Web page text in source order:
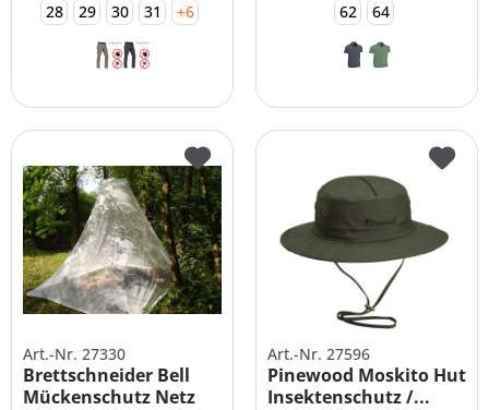
28 29 30 31 +6 62 64
Art.-Nr. 27330
Brettschneider Bell
Mückenschutz Netz
Art.-Nr. 27596
Pinewood Moskito Hut
Insektenschutz /...